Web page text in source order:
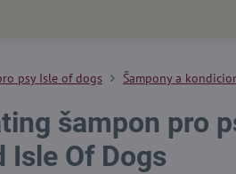
psy Isle of dogs Šampony a
šampon pro
Isle Of Dogs